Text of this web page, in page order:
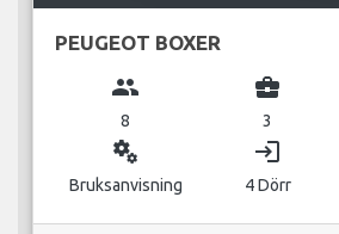
PEUGEOT BOXER
group
8
business_center
3
miscellaneous_services
Bruksanvisning
login
4 Dörr